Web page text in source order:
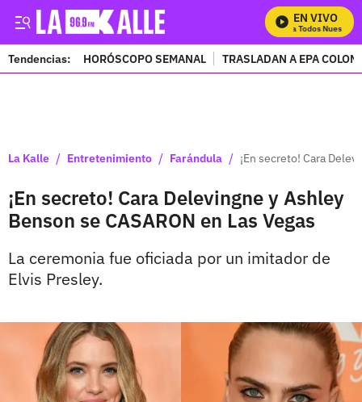
EN VIVO
Mira Todos Nuestros
Tendencias: HORÓSCOPO SEMANAL TRASLADAN A EPA
La Kalle / Entretenimiento / Farándula / ¡En secreto! Cara
¡En secreto! Cara Delevingne y Ashley
Benson se CASARON en Las Vegas
La ceremonia fue oficiada por un imitador de
Elvis Presley.